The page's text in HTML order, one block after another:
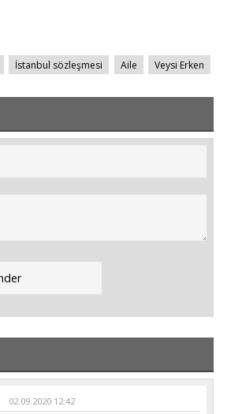
İstanbul sözleşmesi Aile Veysi Erken
02.09.2020 12:42